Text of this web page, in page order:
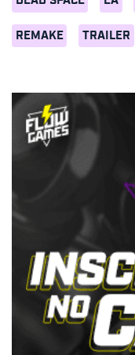
REMAKE TRAILER